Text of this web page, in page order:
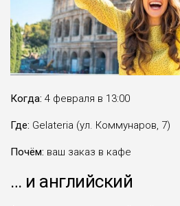
Когда: 4 февраля в 13:00
Где: Gelateria (ул. Коммунаров, 7)
Почём: ваш заказ в кафе
… и английский